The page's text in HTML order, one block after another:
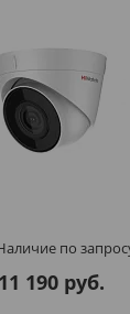
по
11 190 руб.